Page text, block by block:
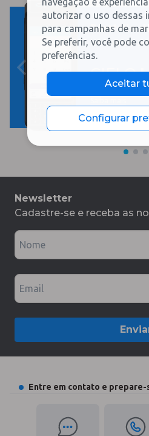
Portfolio
encontre a
CIELO
Newsletter
Cadastre-se e receba as
Nome
Email
Entre em contato e prepare-
autorizar o uso dessas
para campanhas de
Se preferir, você pode
preferências.
Aceitar
Configurar